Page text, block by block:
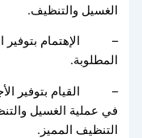
الغسيل والتنظيف.
– الإهتمام بتوفير
المطلوبة.
– القيام بتوفير
في عملية الغسيل
التنظيف المميز.